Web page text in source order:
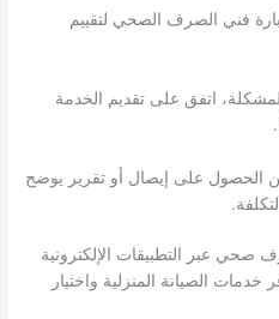
فني الصرف الصحي لتقييم
اتفق على تقديم الخدمة
الحصول على إيصال أو تقرير يوضح
عبر التطبيقات الإلكترونية
الصيانة المنزلية واختيار